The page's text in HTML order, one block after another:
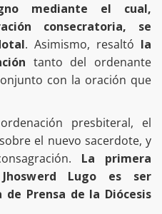
mediante el cual,
consecratoria, se
. Asimismo, resaltó la
tanto del ordenante
con la oración que
presbiteral, el
el nuevo sacerdote, y
La primera
Lugo es ser
Prensa de la Diócesis